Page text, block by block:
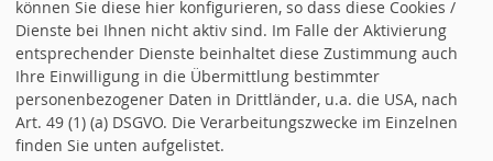
die Verunsicherung unserer Mitbürgerinnen und Mitbürger hinsichtlich
der künftigen Veränderungen sehr groß ist. Wichtig in dieser Situation
ist die Feststellung, dass diese Veränderungen in der Müllentsorgung
keine Schnapsidee der AVL, der Kreisverwaltung oder einiger
können Sie diese hier konfigurieren, so dass diese Cookies /
Dienste bei Ihnen nicht aktiv sind. Im Falle der Aktivierung
entsprechender Dienste beinhaltet diese Zustimmung auch
Ihre Einwilligung in die Übermittlung bestimmter
personenbezogener Daten in Drittländer, u.a. die USA, nach
Art. 49 (1) (a) DSGVO. Die Verarbeitungszwecke im Einzelnen
finden Sie unten aufgelistet.